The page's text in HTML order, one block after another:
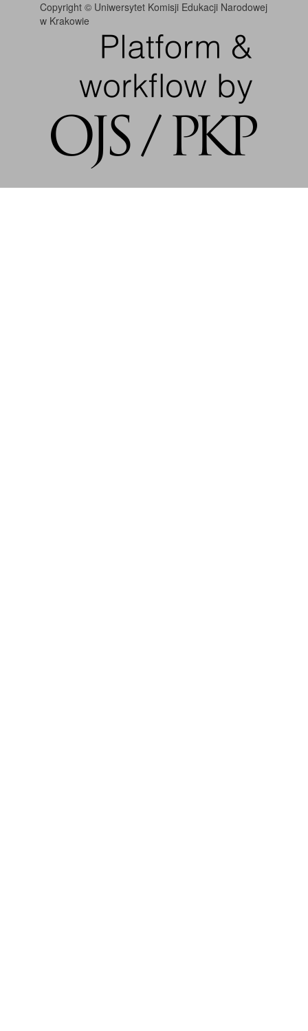
Copyright © Uniwersytet Komisji Edukacji Narodowej
w Krakowie